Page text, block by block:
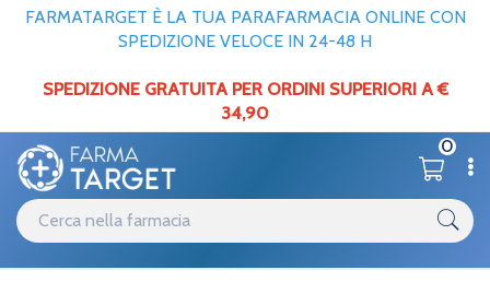
FARMATARGET È LA TUA PARAFARMACIA ONLINE CON
SPEDIZIONE VELOCE IN 24-48 H
SPEDIZIONE GRATUITA PER ORDINI SUPERIORI A €
34,90
0